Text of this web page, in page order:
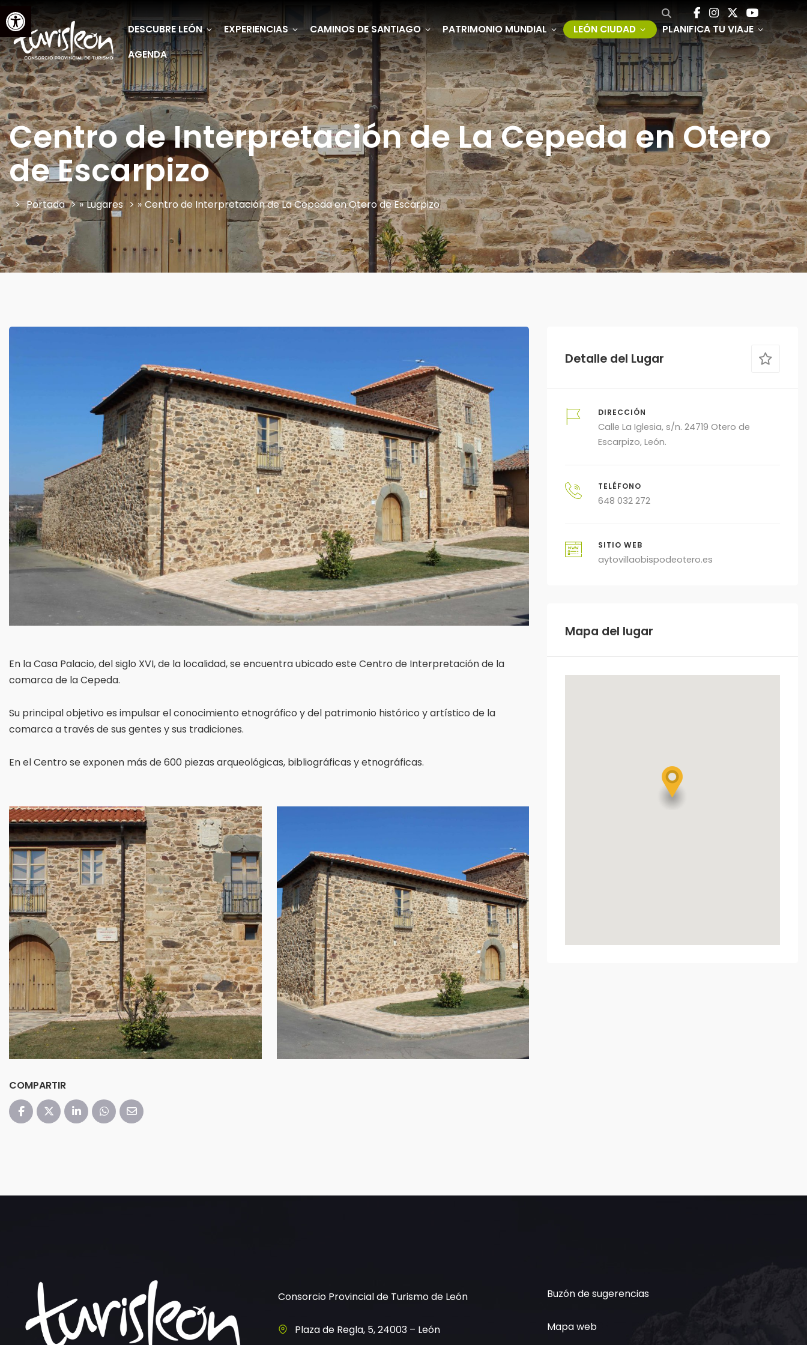
DESCUBRE LEÓN EXPERIENCIAS CAMINOS DE SANTIAGO PATRIMONIO MUNDIAL LEÓN CIUDAD
PLANIFICA TU VIAJE
AGENDA
Centro de Interpretación de La Cepeda en Otero
de Escarpizo
Portada » Lugares » Centro de Interpretación de La Cepeda en Otero de Escarpizo
En la Casa Palacio, del siglo XVI, de la localidad, se encuentra ubicado este Centro de Interpretación de la
comarca de la Cepeda.
Su principal objetivo es impulsar el conocimiento etnográfico y del patrimonio histórico y artístico de la
comarca a través de sus gentes y sus tradiciones.
En el Centro se exponen más de 600 piezas arqueológicas, bibliográficas y etnográficas.
COMPARTIR
Detalle del Lugar
DIRECCIÓN
Calle La Iglesia, s/n. 24719 Otero de
Escarpizo, León.
TELÉFONO
648 032 272
SITIO WEB
aytovillaobispodeotero.es
Mapa del lugar
Consorcio Provincial de Turismo de León
Plaza de Regla, 5, 24003 – León
Buzón de sugerencias
Mapa web
Abrir barra de herramientas